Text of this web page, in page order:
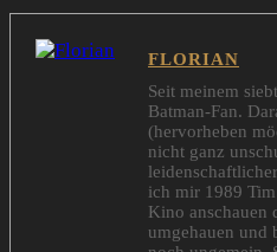
FLORIAN
Seit meinem
Batman-Fan.
(hervorheben
nicht ganz
ich mir 1989
Kino anschauen
umgehauen und